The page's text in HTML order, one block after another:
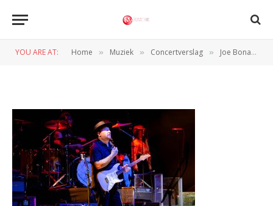
YOU ARE AT: Home » Muziek » Concertverslag » Joe Bonamassa overtuigt in Ahoy met pure gitaarpassie